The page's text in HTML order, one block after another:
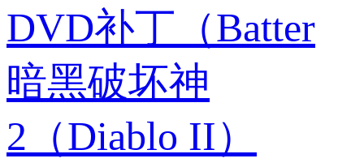
DVD补丁（Batter
暗黑破坏神
2（Diablo II）